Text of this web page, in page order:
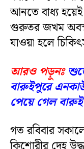
আনতে বাধ্য
গুরুতর জখম
যাওয়া হলে
আরও পড়ুনঃ
বারুইপুরে
পেয়ে গেল
গত রবিবার